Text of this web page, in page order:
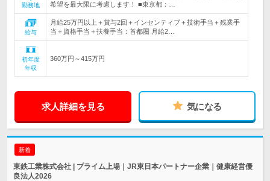
勤務地
希望を最大限に考慮します！ ■東京都：…
給与
月給25万円以上＋賞与2回＋インセンティブ＋技術手当＋残業手
当＋資格手当＋扶養手当：首都圏 月給2…
初年度
年収
360万円～415万円
求人詳細を見る 気になる
新着
東鉄工業株式会社 | プライム上場｜JR東日本パートナー企業｜健康経営優
良法人2026